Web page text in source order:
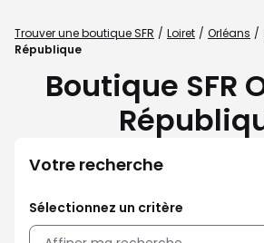
Trouver une boutique SFR Loiret Orléans
République
Boutique SFR
Votre recherche
Sélectionnez un critère